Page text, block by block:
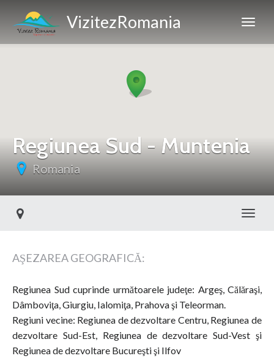
VizitezRomania
Regiunea Sud - Muntenia
Romania
AŞEZAREA GEOGRAFICĂ:
Regiunea Sud cuprinde următoarele judeţe: Argeş, Călăraşi,
Dâmboviţa, Giurgiu, Ialomiţa, Prahova şi Teleorman.
Regiuni vecine: Regiunea de dezvoltare Centru, Regiunea de
dezvoltare Sud-Est, Regiunea de dezvoltare Sud-Vest şi
Regiunea de dezvoltare Bucureşti şi Ilfov